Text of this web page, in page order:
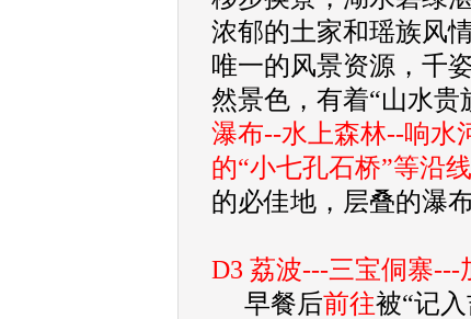
浓郁的土家和瑶族风
唯一的风景资源，千
然景色，有着“山水贵
瀑布--水上森林--响水
的“小七孔石桥”等沿
的必佳地，层叠的瀑
D3 荔波---三宝侗寨---
早餐后前往被“记